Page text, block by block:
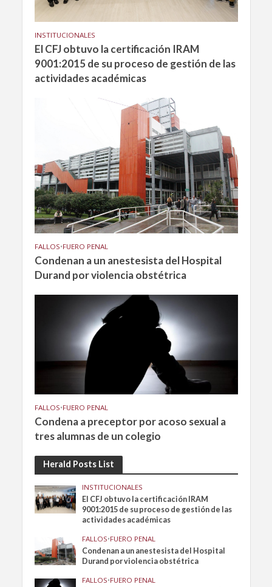
INSTITUCIONALES
El CFJ obtuvo la certificación IRAM
9001:2015 de su proceso de gestión de las
actividades académicas
FALLOS•FUERO PENAL
Condenan a un anestesista del Hospital
Durand por violencia obstétrica
FALLOS•FUERO PENAL
Condena a preceptor por acoso sexual a
tres alumnas de un colegio
Herald Posts List
INSTITUCIONALES
El CFJ obtuvo la certificación IRAM
9001:2015 de su proceso de gestión de las
actividades académicas
FALLOS•FUERO PENAL
Condenan a un anestesista del Hospital
Durand por violencia obstétrica
FALLOS•FUERO PENAL